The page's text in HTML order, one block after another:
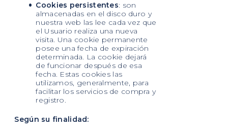
Cookies persistentes: son
almacenadas en el disco duro y
nuestra web las lee cada vez que
el Usuario realiza una nueva
visita. Una cookie permanente
posee una fecha de expiración
determinada. La cookie dejará
de funcionar después de esa
fecha. Estas cookies las
utilizamos, generalmente, para
facilitar los servicios de compra y
registro.
Según su finalidad: